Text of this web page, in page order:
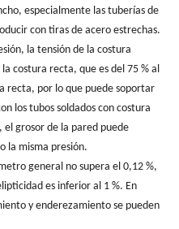
especialmente las tuberías de
con tiras de acero estrechas.
la tensión de la costura
costura recta, que es del 75 % al
recta, por lo que puede soportar
los tubos soldados con costura
grosor de la pared puede
la misma presión.
general no supera el 0,12 %,
es inferior al 1 %. En
y enderezamiento se pueden